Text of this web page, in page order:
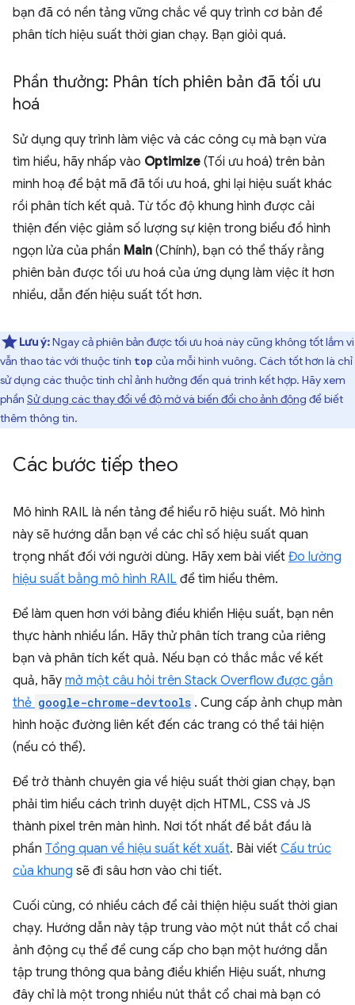
bạn đã có nền tảng vững chắc về quy trình cơ bản để
phân tích hiệu suất thời gian chạy. Bạn giỏi quá.
Phần thưởng: Phân tích phiên bản đã tối ưu
hoá
Sử dụng quy trình làm việc và các công cụ mà bạn vừa
tìm hiểu, hãy nhấp vào Optimize (Tối ưu hoá) trên bản
minh hoạ để bật mã đã tối ưu hoá, ghi lại hiệu suất khác
rồi phân tích kết quả. Từ tốc độ khung hình được cải
thiện đến việc giảm số lượng sự kiện trong biểu đồ hình
ngọn lửa của phần Main (Chính), bạn có thể thấy rằng
phiên bản được tối ưu hoá của ứng dụng làm việc ít hơn
nhiều, dẫn đến hiệu suất tốt hơn.
Lưu ý:Ngay cả phiên bản được tối ưu hoá này cũng không tốt lắm vì
vẫn thao tác với thuộc tính top của mỗi hình vuông. Cách tốt hơn là chỉ
sử dụng các thuộc tính chỉ ảnh hưởng đến quá trình kết hợp. Hãy xem
phần Sử dụng các thay đổi về độ mờ và biến đổi cho ảnh động để biết
thêm thông tin.
Các bước tiếp theo
Mô hình RAIL là nền tảng để hiểu rõ hiệu suất. Mô hình
này sẽ hướng dẫn bạn về các chỉ số hiệu suất quan
trọng nhất đối với người dùng. Hãy xem bài viết Đo lường
hiệu suất bằng mô hình RAIL để tìm hiểu thêm.
Để làm quen hơn với bảng điều khiển Hiệu suất, bạn nên
thực hành nhiều lần. Hãy thử phân tích trang của riêng
bạn và phân tích kết quả. Nếu bạn có thắc mắc về kết
quả, hãy mở một câu hỏi trên Stack Overflow được gắn
thẻ google-chrome-devtools . Cung cấp ảnh chụp màn
hình hoặc đường liên kết đến các trang có thể tái hiện
(nếu có thể).
Để trở thành chuyên gia về hiệu suất thời gian chạy, bạn
phải tìm hiểu cách trình duyệt dịch HTML, CSS và JS
thành pixel trên màn hình. Nơi tốt nhất để bắt đầu là
phần Tổng quan về hiệu suất kết xuất. Bài viết Cấu trúc
của khung sẽ đi sâu hơn vào chi tiết.
Cuối cùng, có nhiều cách để cải thiện hiệu suất thời gian
chạy. Hướng dẫn này tập trung vào một nút thắt cổ chai
ảnh động cụ thể để cung cấp cho bạn một hướng dẫn
tập trung thông qua bảng điều khiển Hiệu suất, nhưng
đây chỉ là một trong nhiều nút thắt cổ chai mà bạn có